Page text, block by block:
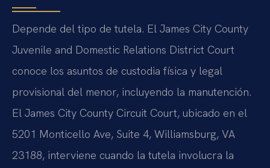
Depende del tipo de tutela. El James City County
Juvenile and Domestic Relations District Court
conoce los asuntos de custodia física y legal
provisional del menor, incluyendo la manutención.
El James City County Circuit Court, ubicado en el
5201 Monticello Ave, Suite 4, Williamsburg, VA
23188, interviene cuando la tutela involucra la